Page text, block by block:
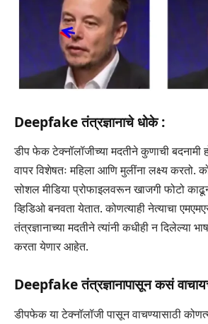
Deepfakeतंत्रज्ञानाचे धोके :
डीप फेक टेक्नॉलॉजीच्या मदतीने कुणाची
वापर विशेषतः महिला आणि मुलींना लक्ष्य करतो.
सोशल मीडिया प्रोफाइलवरून खाजगी फोटो
व्हिडिओ बनवता येतात. कोणत्याही नेत्याचा
तंत्रज्ञानाच्या मदतीने त्यांनी कधीही न दिलेल्या
करता येणार आहेत.
Deepfakeतंत्रज्ञानापासून कसं
डीपफेक या टेक्नॉलॉजी पासून वाचण्यासाठी